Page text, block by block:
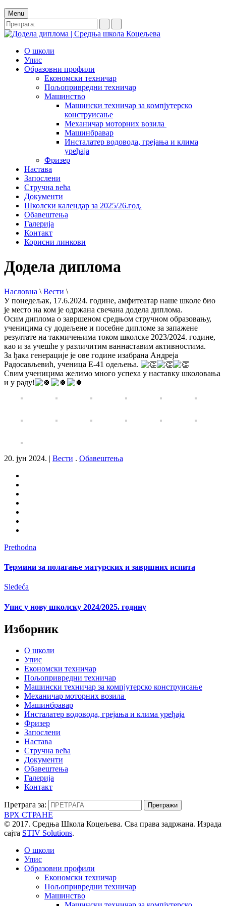
Menu
О школи
Упис
Образовни профили
Економски техничар
Пољопривредни техничар
Машинство
Машински техничар за компјутерско
конструисање
Механичар моторних возила
Машинбравар
Инсталатер водовода, грејања и клима
уређаја
Фризер
Настава
Запослени
Стручна већа
Документи
Школски календар за 2025/26.год.
Обавештења
Галерија
Контакт
Корисни линкови
Додела диплома
Насловна \ Вести \
У понедељак, 17.6.2024. године, амфитеатар наше школе био
је место на ком је одржана свечана додела диплома.
Осим диплома о завршеном средњом стручном образовању,
ученицима су додељене и посебне дипломе за запажене
резултате на такмичењима током школске 2023/2024. године,
као и за учешће у различитим ваннаставим активностима.
За ђака генерације је ове године изабрана Андреја
Радосављевић, ученица Е-41 одељења.
Свим ученицима желимо много успеха у наставку школовања
и у раду!
20. јун 2024. | Вести . Обавештења
Prethodna
Термини за полагање матурских и завршних испита
Sledeća
Упис у нову школску 2024/2025. годину
Изборник
О школи
Упис
Економски техничар
Пољопривредни техничар
Машински техничар за компјутерско конструисање
Механичар моторних возила
Машинбравар
Инсталатер водовода, грејања и клима уређаја
Фризер
Запослени
Настава
Стручна већа
Документи
Обавештења
Галерија
Контакт
Претрага за:
ВРХ СТРАНЕ
© 2017. Средња Школа Коцељева. Сва права задржана. Израда
сајта STIV Solutions.
О школи
Упис
Образовни профили
Економски техничар
Пољопривредни техничар
Машинство